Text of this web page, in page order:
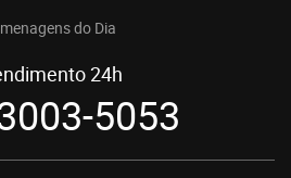
do Dia
24h
5053